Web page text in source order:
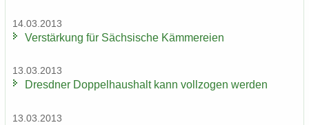
14.03.2013
Ver­stär­kung für Säch­si­sche Käm­me­rei­en
13.03.2013
Dresd­ner Dop­pel­haus­halt kann voll­zo­gen wer­den
13.03.2013